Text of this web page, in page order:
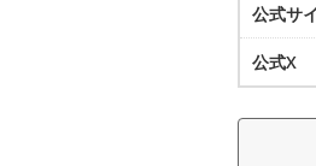
公式サ
公式X